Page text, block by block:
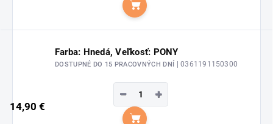
Do košíka
Farba: Hnedá, Veľkosť: PONY
DOSTUPNÉ DO 15 PRACOVNÝCH DNÍ | 0361191150300
14,90 €
+
−